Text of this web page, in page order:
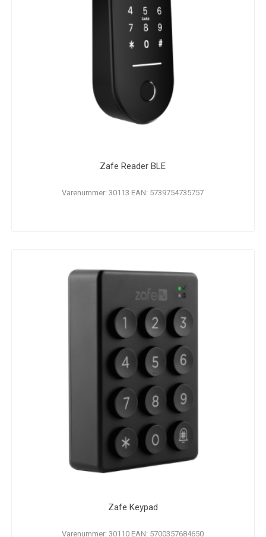
Zafe Reader BLE
Varenummer: 30113 EAN: 5739754735757
Zafe Keypad
Varenummer: 30110 EAN: 5700357684650